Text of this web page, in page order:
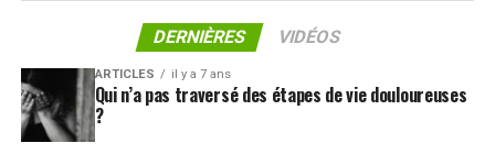
DERNIÈRES VIDÉOS
ARTICLES il y a 7 ans
Qui n’a pas traversé des étapes de vie douloureuses
?